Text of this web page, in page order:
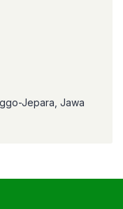
Jepara, Jawa